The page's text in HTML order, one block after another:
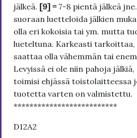
jälkeä. [9] = 7-8 pientä jälkeä
suoraan luetteloida jälkien
olla eri kokoisia tai ym. mutta
lueteltuna. Karkeasti tarkoittaa,
saattaa olla vähemmän tai
Levyissä ei ole niin pahoja
toimisi ehjässä toistolaitteessa
tuotetta varten on valmistettu.
**************************
D12A2